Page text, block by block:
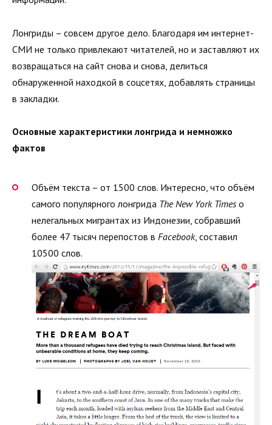
Лонгриды – совсем другое дело. Благодаря им интернет-
СМИ не только привлекают читателей, но и заставляют их
возвращаться на сайт снова и снова, делиться
обнаруженной находкой в соцсетях, добавлять страницы
в закладки.
Основные характеристики лонгрида и немножко
фактов
Объём текста – от 1500 слов. Интересно, что объём
самого популярного лонгрида TheNew York Times о
нелегальных мигрантах из Индонезии, собравший
более 47 тысяч перепостов в Facebook, составил
10500 слов.